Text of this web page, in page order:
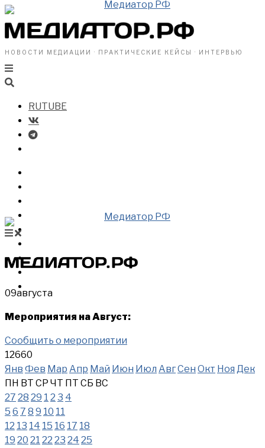
НОВОСТИ МЕДИАЦИИ · ПРАКТИЧЕСКИЕ КЕЙСЫ · ИНТЕРВЬЮ
RUTUBE
ВИДЕО
09августа
Мероприятия на Август:
Сообщить о мероприятии
12660
Янв Фев Мар Апр Май Июн Июл АвгСен Окт Ноя Дек
ПН ВТ СР ЧТ ПТ СБ ВС
27 28 29 1 2 3 4
5 6 7 8 9 10 11
12 13 14 15 16 17 18
19 20 21 22 23 24 25